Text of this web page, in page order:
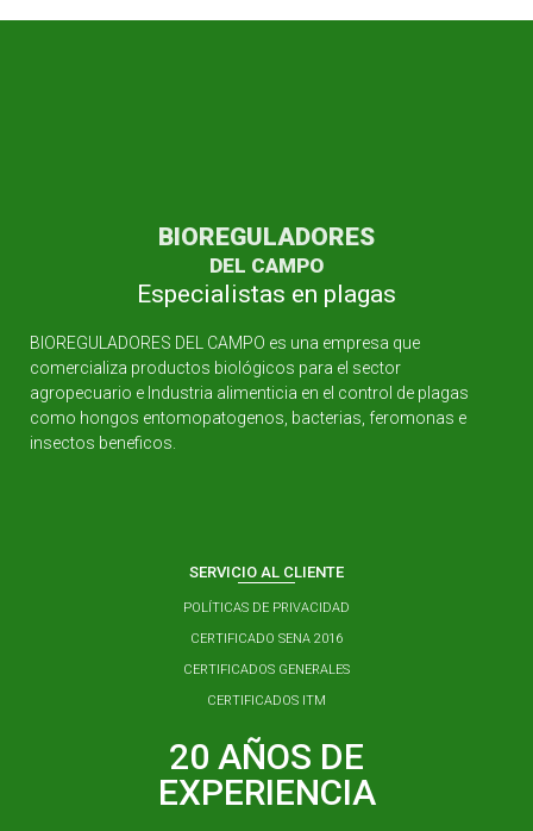
BIOREGULADORES
DEL CAMPO
Especialistas en plagas
BIOREGULADORES DEL CAMPO es una empresa que
comercializa productos biológicos para el sector
agropecuario e Industria alimenticia en el control de plagas
como hongos entomopatogenos, bacterias, feromonas e
insectos beneficos.
SERVICIO AL CLIENTE
POLÍTICAS DE PRIVACIDAD
CERTIFICADO SENA 2016
CERTIFICADOS GENERALES
CERTIFICADOS ITM
20 AÑOS DE
EXPERIENCIA